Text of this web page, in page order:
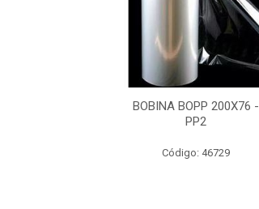
BOBINA BOPP 200X76 -
PP2
Código: 46729